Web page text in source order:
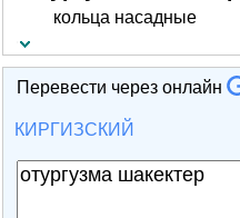
кольца насадные
Перевести через онлайн
КИРГИЗСКИЙ